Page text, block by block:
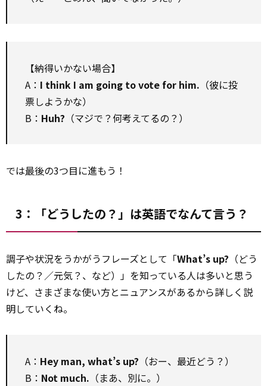
【納得いかない場合】
A： I think I am going to vote for him. （彼に投
票しようかな）
B： Huh? （マジで？何考えてるの？）
では最後の3つ目に進もう！
3：「どうしたの？」は英語でなんて言う？
調子や状況をうかがうフレーズとして「What’s up? （どう
したの？／元気？、など）」を知っている人は多いと思う
けど、さまざまな使い方とニュアンスがあるから詳しく説
明していくね。
A： Hey man, what’s up? （おー、最近どう？）
B： Not much. （まあ、別に。）